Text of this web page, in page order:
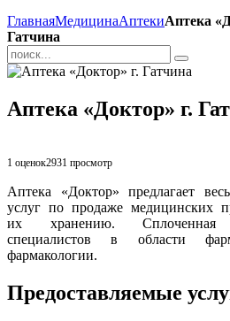
ГлавнаяМедицинаАптекиАптека
Гатчина
Аптека «Доктор» г.
1 оценок2931 просмотр
Аптека «Доктор» предлагает
услуг по продаже медицинских
их хранению. Сплоченная
специалистов в области
фармакологии.
Предоставляемые